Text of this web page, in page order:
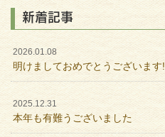
新着記事
2026.01.08
明けましておめでとうございます!
2025.12.31
本年も有難うございました